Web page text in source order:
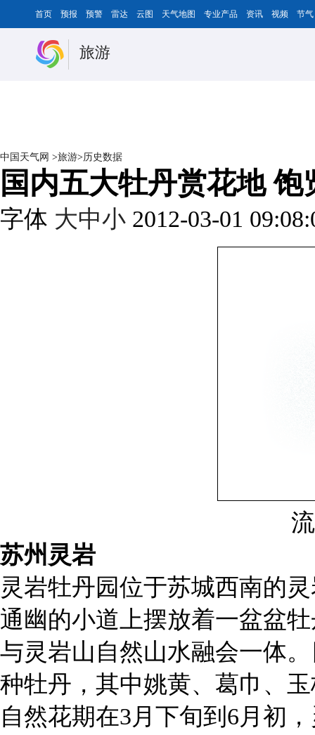
首页 预报 预警 雷达 云图 天气地图 专业产品 资讯 视频 节气
旅游
中国天气网 >旅游>历史数据
国内五大牡丹赏花地 饱
字体 大中小 2012-03-01
苏州灵岩
灵岩牡丹园位于苏城西南的
通幽的小道上摆放着一盆盆
与灵岩山自然山水融会一体
种牡丹，其中姚黄、葛巾、
自然花期在3月下旬到6月初